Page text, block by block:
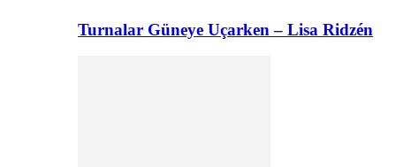
Turnalar Güneye Uçarken – Lisa Ridzén